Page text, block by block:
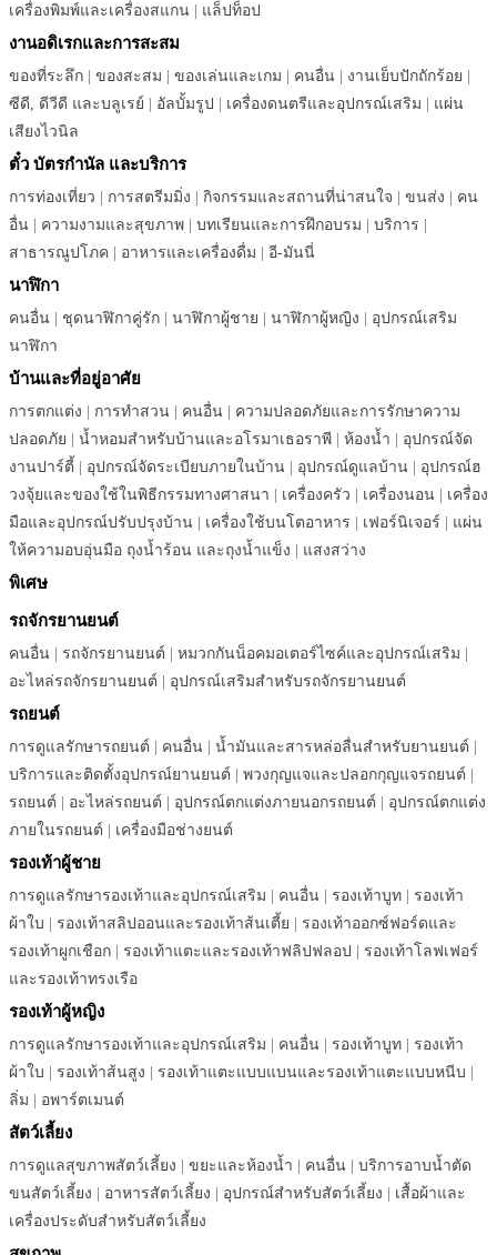
เครื่องพิมพ์และเครื่องสแกน | แล็ปท็อป
งานอดิเรกและการสะสม
ของที่ระลึก | ของสะสม | ของเล่นและเกม | คนอื่น | งานเย็บปักถักร้อย |
ซีดี, ดีวีดี และบลูเรย์ | อัลบั้มรูป | เครื่องดนตรีและอุปกรณ์เสริม | แผ่น
เสียงไวนิล
ตั๋ว บัตรกำนัล และบริการ
การท่องเที่ยว | การสตรีมมิ่ง | กิจกรรมและสถานที่น่าสนใจ | ขนส่ง | คน
อื่น | ความงามและสุขภาพ | บทเรียนและการฝึกอบรม | บริการ |
สาธารณูปโภค | อาหารและเครื่องดื่ม | อี-มันนี่
นาฬิกา
คนอื่น | ชุดนาฬิกาคู่รัก | นาฬิกาผู้ชาย | นาฬิกาผู้หญิง | อุปกรณ์เสริม
นาฬิกา
บ้านและที่อยู่อาศัย
การตกแต่ง | การทำสวน | คนอื่น | ความปลอดภัยและการรักษาความ
ปลอดภัย | น้ำหอมสำหรับบ้านและอโรมาเธอราพี | ห้องน้ำ | อุปกรณ์จัด
งานปาร์ตี้ | อุปกรณ์จัดระเบียบภายในบ้าน | อุปกรณ์ดูแลบ้าน | อุปกรณ์ฮ
วงจุ้ยและของใช้ในพิธีกรรมทางศาสนา | เครื่องครัว | เครื่องนอน | เครื่อง
มือและอุปกรณ์ปรับปรุงบ้าน | เครื่องใช้บนโตอาหาร | เฟอร์นิเจอร์ | แผ่น
ให้ความอบอุ่นมือ ถุงน้ำร้อน และถุงน้ำแข็ง | แสงสว่าง
พิเศษ
รถจักรยานยนต์
คนอื่น | รถจักรยานยนต์ | หมวกกันน็อคมอเตอร์ไซค์และอุปกรณ์เสริม |
อะไหล่รถจักรยานยนต์ | อุปกรณ์เสริมสำหรับรถจักรยานยนต์
รถยนต์
การดูแลรักษารถยนต์ | คนอื่น | น้ำมันและสารหล่อลื่นสำหรับยานยนต์ |
บริการและติดตั้งอุปกรณ์ยานยนต์ | พวงกุญแจและปลอกกุญแจรถยนต์ |
รถยนต์ | อะไหล่รถยนต์ | อุปกรณ์ตกแต่งภายนอกรถยนต์ | อุปกรณ์ตกแต่ง
ภายในรถยนต์ | เครื่องมือช่างยนต์
รองเท้าผู้ชาย
การดูแลรักษารองเท้าและอุปกรณ์เสริม | คนอื่น | รองเท้าบูท | รองเท้า
ผ้าใบ | รองเท้าสลิปออนและรองเท้าส้นเตี้ย | รองเท้าออกซ์ฟอร์ดและ
รองเท้าผูกเชือก | รองเท้าแตะและรองเท้าฟลิปฟลอป | รองเท้าโลฟเฟอร์
และรองเท้าทรงเรือ
รองเท้าผู้หญิง
การดูแลรักษารองเท้าและอุปกรณ์เสริม | คนอื่น | รองเท้าบูท | รองเท้า
ผ้าใบ | รองเท้าส้นสูง | รองเท้าแตะแบบแบนและรองเท้าแตะแบบหนีบ |
ลิ่ม | อพาร์ตเมนต์
สัตว์เลี้ยง
การดูแลสุขภาพสัตว์เลี้ยง | ขยะและห้องน้ำ | คนอื่น | บริการอาบน้ำตัด
ขนสัตว์เลี้ยง | อาหารสัตว์เลี้ยง | อุปกรณ์สำหรับสัตว์เลี้ยง | เสื้อผ้าและ
เครื่องประดับสำหรับสัตว์เลี้ยง